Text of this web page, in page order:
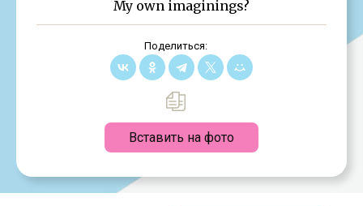
My own imaginings?
Поделиться:
Вставить на фото